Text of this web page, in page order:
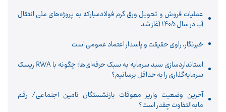
عملیات فروش و تحویل ورق گرم فولادمبارکه به پروژه‌های ملی انتقال
آب در سال 1405 آغاز شد
خبرنگار، راوی حقیقت و پاسدار اعتماد عمومی است
استانداردسازی سبد سرمایه به سبک حرفه‌ای‌ها؛ چگونه با RWA ریسک
سرمایه‌گذاری را به حداقل برسانیم؟
آخرین وضعیت واریز معوقات بازنشستگان تامین اجتماعی/ رقم
مابه‌التفاوت چقدر است؟